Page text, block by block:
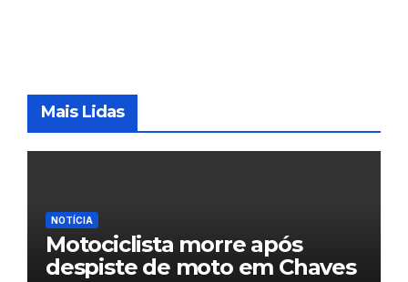
Mais Lidas
NOTÍCIA
Motociclista morre após
despiste de moto em Chaves